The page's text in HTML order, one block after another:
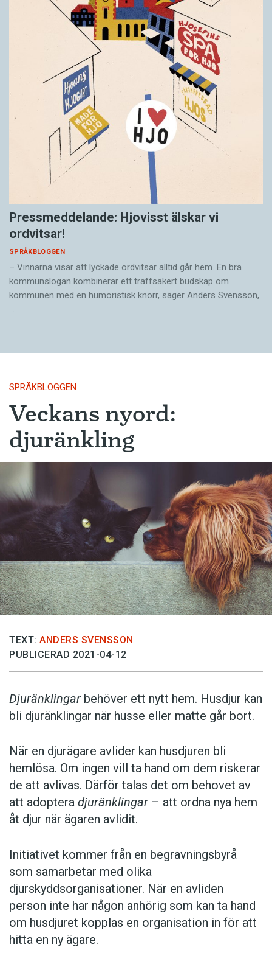
Pressmeddelande: Hjovisst älskar vi
ordvitsar!
SPRÅKBLOGGEN
– Vinnarna visar att lyckade ordvitsar alltid går hem. En bra
kommunslogan kombinerar ett träffsäkert budskap om
kommunen med en humoristisk knorr, säger Anders Svensson,
…
SPRÅKBLOGGEN
Veckans nyord:
djuränkling
TEXT: ANDERS SVENSSON
PUBLICERAD 2021-04-12
Djuränklingar behöver ett nytt hem. Husdjur kan
bli djuränklingar när husse eller matte går bort.
När en djurägare avlider kan husdjuren bli
hemlösa. Om ingen vill ta hand om dem riskerar
de att avlivas. Därför talas det om behovet av
att adoptera djuränklingar – att ordna nya hem
åt djur när ägaren avlidit.
Initiativet kommer från en begravningsbyrå
som samarbetar med olika
djurskyddsorganisationer. När en avliden
person inte har någon anhörig som kan ta hand
om husdjuret kopplas en organisation in för att
hitta en ny ägare.